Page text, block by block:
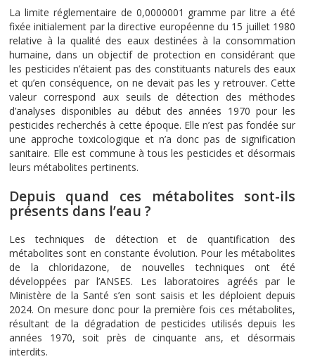
La limite réglementaire de 0,0000001 gramme par litre a été
fixée initialement par la directive européenne du 15 juillet 1980
relative à la qualité des eaux destinées à la consommation
humaine, dans un objectif de protection en considérant que
les pesticides n’étaient pas des constituants naturels des eaux
et qu’en conséquence, on ne devait pas les y retrouver. Cette
valeur correspond aux seuils de détection des méthodes
d’analyses disponibles au début des années 1970 pour les
pesticides recherchés à cette époque. Elle n’est pas fondée sur
une approche toxicologique et n’a donc pas de signification
sanitaire. Elle est commune à tous les pesticides et désormais
leurs métabolites pertinents.
Depuis quand ces métabolites sont-ils
présents dans l’eau ?
Les techniques de détection et de quantification des
métabolites sont en constante évolution. Pour les métabolites
de la chloridazone, de nouvelles techniques ont été
développées par l’ANSES. Les laboratoires agréés par le
Ministère de la Santé s’en sont saisis et les déploient depuis
2024. On mesure donc pour la première fois ces métabolites,
résultant de la dégradation de pesticides utilisés depuis les
années 1970, soit près de cinquante ans, et désormais
interdits.